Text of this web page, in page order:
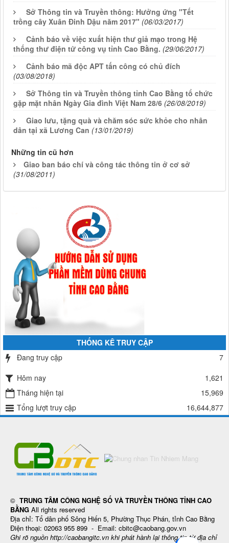
Sở Thông tin và Truyền thông: Hưởng ứng "Tết
trồng cây Xuân Đinh Dậu năm 2017" (06/03/2017)
Cảnh báo về việc xuất hiện thư giả mạo trong Hệ
thống thư điện tử công vụ tỉnh Cao Bằng. (29/06/2017)
Cảnh báo mã độc APT tấn công có chủ đích
(03/08/2018)
Sở Thông tin và Truyền thông tỉnh Cao Bằng tổ chức
gặp mặt nhân Ngày Gia đình Việt Nam 28/6 (26/08/2019)
Giao lưu, tặng quà và chăm sóc sức khỏe cho nhân
dân tại xã Lương Can (13/01/2019)
Những tin cũ hơn
Giao ban báo chí và công tác thông tin ở cơ sở
(31/08/2011)
THỐNG KÊ TRUY CẬP
Đang truy cập
7
Hôm nay
1,621
Tháng hiện tại
15,969
Tổng lượt truy cập
16,644,877
© TRUNG TÂM CÔNG NGHỆ SỐ VÀ TRUYỀN THÔNG TỈNH CAO
BẰNG All rights reserved
Địa chỉ: Tổ dân phố Sông Hiến 5, Phường Thục Phán, tỉnh Cao Bằng
Điện thoại: 02063 955 899 - Email: cbitc@caobang.gov.vn
Ghi rõ nguồn http://caobangitc.vn khi phát hành lại thông tin từ địa chỉ